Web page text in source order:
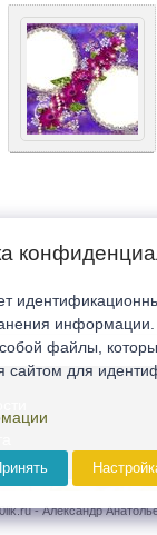
- Александр
файлы,
сайтом для